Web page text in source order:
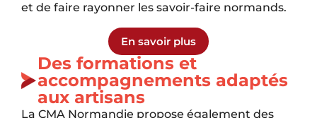
et de faire rayonner les savoir-faire normands.
En savoir plus
Des formations et
accompagnements adaptés
aux artisans
La CMA Normandie propose également des